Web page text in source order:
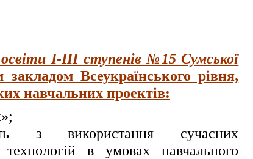
І-ІІІ ступенів №15 Сумської
Всеукраїнського рівня,
навчальних проектів:
з використання сучасних
технологій в умовах навчального